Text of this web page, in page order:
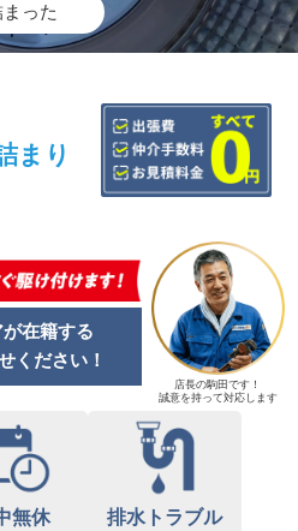
った
まり
在籍する
ください！
店長の駒田です！
誠意を持って対応します
無休
排水トラブル